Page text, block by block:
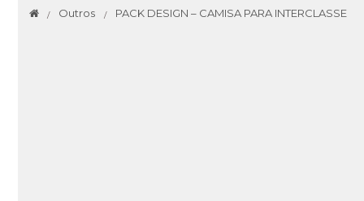
Outros PACK DESIGN – CAMISA PARA INTERCLASSE